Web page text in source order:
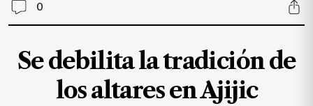
únete
a
LAGUNA
por
0
Se debilita la tradición de
los altares en Ajijic